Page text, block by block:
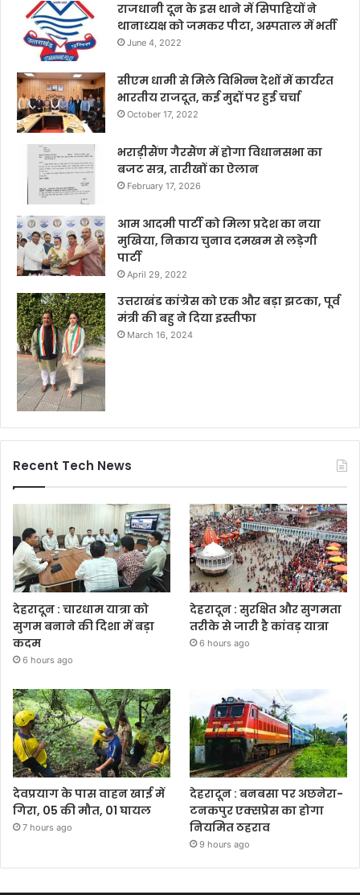
राजधानी दून के इस थाने में सिपाहियों ने
थानाध्यक्ष को जमकर पीटा, अस्पताल में भर्ती
June 4, 2022
सीएम धामी से मिले विभिन्न देशों में कार्यरत
भारतीय राजदूत, कई मुद्दों पर हुई चर्चा
October 17, 2022
भराड़ीसैंण गैरसैंण में होगा विधानसभा का
बजट सत्र, तारीखों का ऐलान
February 17, 2026
आम आदमी पार्टी को मिला प्रदेश का नया
मुखिया, निकाय चुनाव दमखम से लड़ेगी
पार्टी
April 29, 2022
उत्तराखंड कांग्रेस को एक और बड़ा झटका, पूर्व
मंत्री की बहु ने दिया इस्तीफा
March 16, 2024
Recent Tech News
देहरादून : चारधाम यात्रा को
सुगम बनाने की दिशा में बड़ा
कदम
6 hours ago
देहरादून : सुरक्षित और सुगमता
तरीके से जारी है कांवड़ यात्रा
6 hours ago
देवप्रयाग के पास वाहन खाई में
गिरा, 05 की मौत, 01 घायल
7 hours ago
देहरादून : बनबसा पर अछनेरा-
टनकपुर एक्सप्रेस का होगा
नियमित ठहराव
9 hours ago